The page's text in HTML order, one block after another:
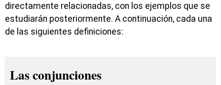
directamente relacionadas, con los ejemplos que se
estudiarán posteriormente. A continuación, cada una
de las siguientes definiciones:
Las conjunciones